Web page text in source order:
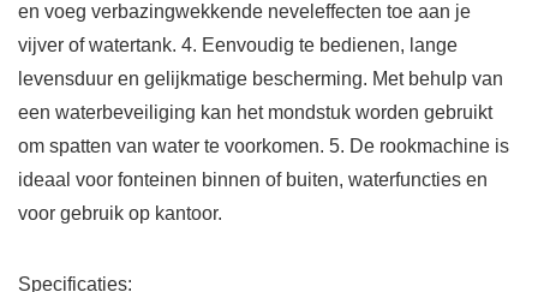
en voeg verbazingwekkende neveleffecten toe aan je
vijver of watertank. 4. Eenvoudig te bedienen, lange
levensduur en gelijkmatige bescherming. Met behulp van
een waterbeveiliging kan het mondstuk worden gebruikt
om spatten van water te voorkomen. 5. De rookmachine is
ideaal voor fonteinen binnen of buiten, waterfuncties en
voor gebruik op kantoor.
Specificaties: